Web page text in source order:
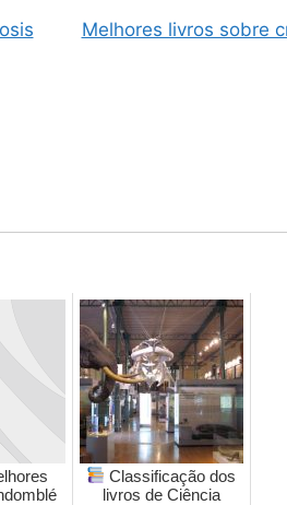
Melhores livros sobre
Classificação dos
livros de Ciência